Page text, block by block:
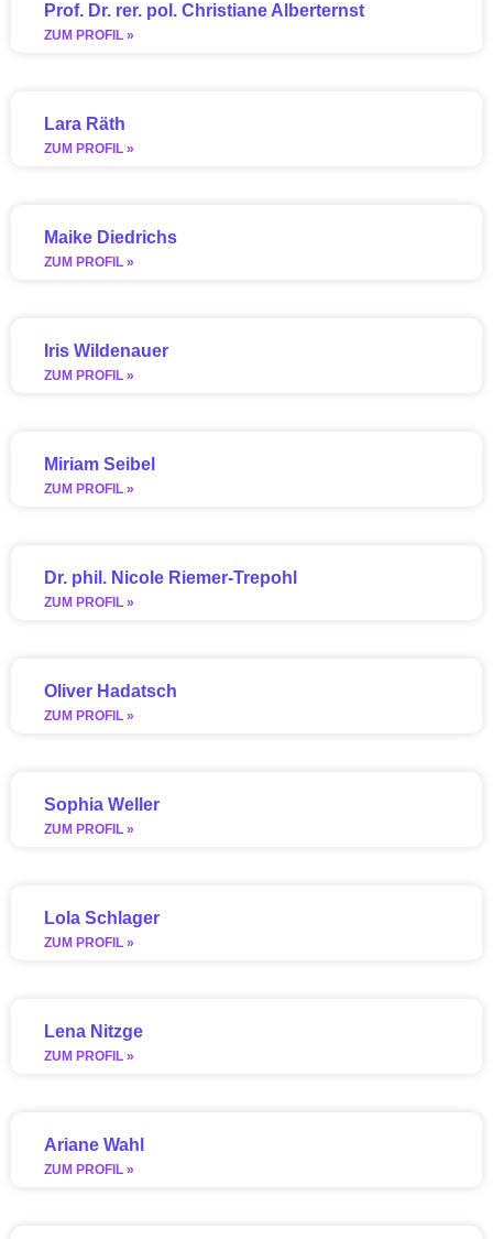
Prof. Dr. rer. pol. Christiane Alberternst
ZUM PROFIL »
Lara Räth
ZUM PROFIL »
Maike Diedrichs
ZUM PROFIL »
Iris Wildenauer
ZUM PROFIL »
Miriam Seibel
ZUM PROFIL »
Dr. phil. Nicole Riemer-Trepohl
ZUM PROFIL »
Oliver Hadatsch
ZUM PROFIL »
Sophia Weller
ZUM PROFIL »
Lola Schlager
ZUM PROFIL »
Lena Nitzge
ZUM PROFIL »
Ariane Wahl
ZUM PROFIL »